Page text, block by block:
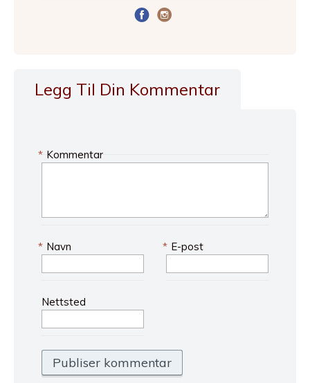
Legg Til Din Kommentar
Kommentar
*
Navn
* E-post
*
Nettsted